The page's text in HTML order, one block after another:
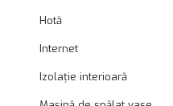
Hotă
Internet
Izolație interioară